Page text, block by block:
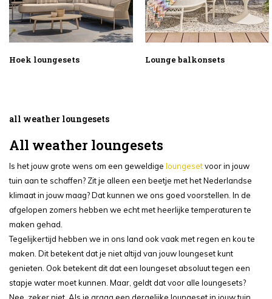
Hoek loungesets Lounge balkonsets
all weather loungesets
All weather loungesets
Is het jouw grote wens om een geweldige loungesetvoor in jouw
tuin aan te schaffen? Zit je alleen een beetje met het Nederlandse
klimaat in jouw maag? Dat kunnen we ons goed voorstellen. In de
afgelopen zomers hebben we echt met heerlijke temperaturen te
maken gehad.
Tegelijkertijd hebben we in ons land ook vaak met regen en kou te
maken. Dit betekent dat je niet altijd van jouw loungeset kunt
genieten. Ook betekent dit dat een loungeset absoluut tegen een
stapje water moet kunnen. Maar, geldt dat voor alle loungesets?